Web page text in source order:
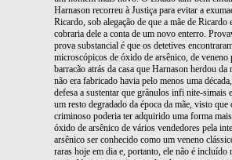
Harnason recorreu à Justiça para evitar a
Ricardo, sob alegação de que a mãe de Ricardo
cobraria dele a conta de um novo enterro.
prova substancial é que os detetives
microscópicos de óxido de arsênico, de veneno
barracão atrás da casa que Harnason herdou da
não era fabricado havia pelo menos uma
defesa a sustentar que grânulos infi nite-simais
um resto degradado da época da mãe, visto que
criminoso poderia ter adquirido uma forma
óxido de arsênico de vários vendedores pela
arsênico ser conhecido como um veneno
raras hoje em dia e, portanto, ele não é incluído